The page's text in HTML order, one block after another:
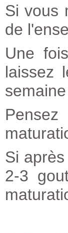
Si vous
de
Une
laissez
Si
2-3